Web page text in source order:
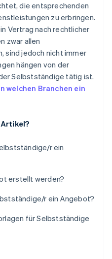
die entsprechenden
zu erbringen.
Vertrag nach rechtlicher
zwar allen
sind jedoch nicht immer
hängen von der
Selbstständige tätig ist.
welchen Branchen ein
r ein
erstellt werden?
r ein Angebot?
für Selbstständige